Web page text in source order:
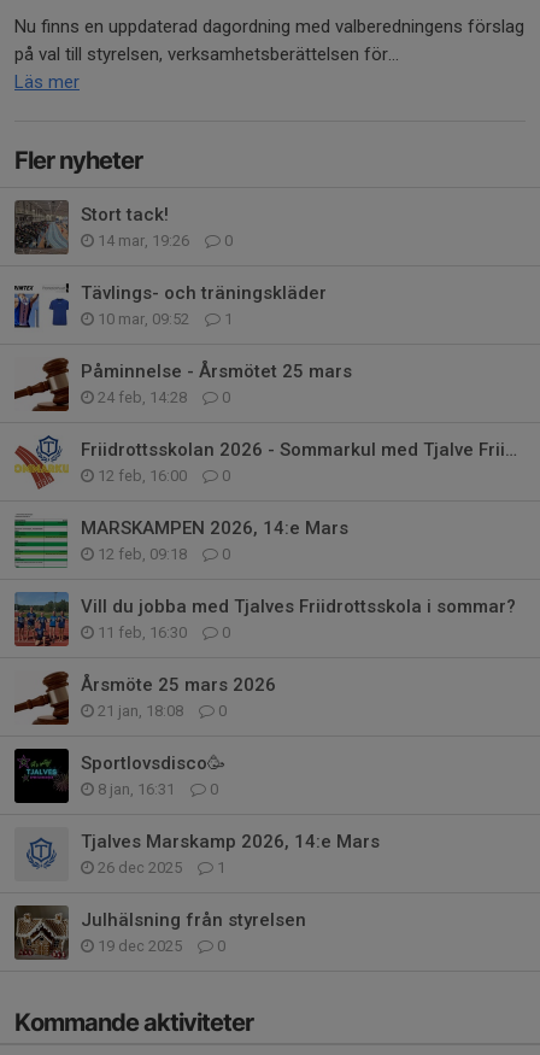
Nu finns en uppdaterad dagordning med valberedningens förslag
på val till styrelsen, verksamhetsberättelsen för...
Läs mer
Fler nyheter
Stort tack!
14 mar, 19:26 0
Tävlings- och träningskläder
10 mar, 09:52 1
Påminnelse - Årsmötet 25 mars
24 feb, 14:28 0
Friidrottsskolan 2026 - Sommarkul med Tjalve Friidrott
12 feb, 16:00 0
MARSKAMPEN 2026, 14:e Mars
12 feb, 09:18 0
Vill du jobba med Tjalves Friidrottsskola i sommar?
11 feb, 16:30 0
Årsmöte 25 mars 2026
21 jan, 18:08 0
Sportlovsdisco🥳
8 jan, 16:31 0
Tjalves Marskamp 2026, 14:e Mars
26 dec 2025 1
Julhälsning från styrelsen
19 dec 2025 0
Kommande aktiviteter